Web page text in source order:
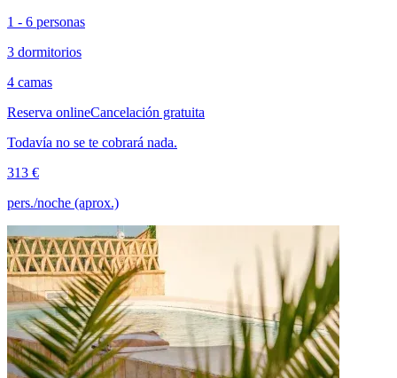
1 - 6 personas
3 dormitorios
4 camas
Reserva onlineCancelación gratuita
Todavía no se te cobrará nada.
313 €
pers./noche (aprox.)